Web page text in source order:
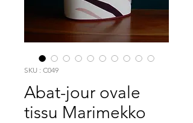
SKU : C049
Abat-jour ovale
tissu Marimekko